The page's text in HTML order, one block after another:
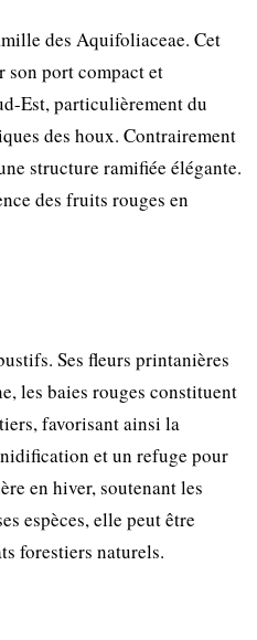
des Aquifoliaceae. Cet
son port compact et
Est, particulièrement du
des houx. Contrairement
structure ramifiée élégante.
des fruits rouges en
Ses fleurs printanières
les baies rouges constituent
favorisant ainsi la
et un refuge pour
en hiver, soutenant les
espèces, elle peut être
forestiers naturels.